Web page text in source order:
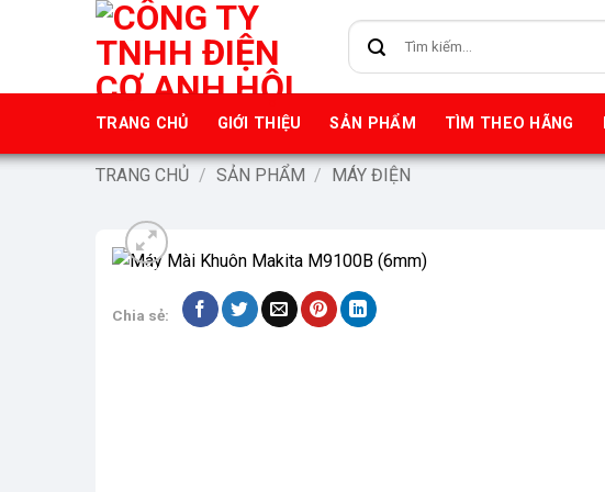
dung
Tìm
kiếm:
TRANG CHỦ GIỚI THIỆU SẢN PHẨM TÌM THEO HÃNG
TRANG CHỦ / SẢN PHẨM / MÁY ĐIỆN
-9%
Chia sẻ: